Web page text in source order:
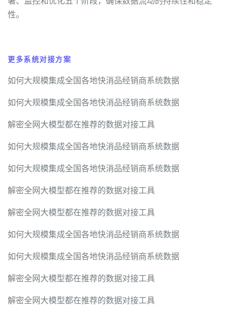
性。
更多系统对接方案
如何大规模集成全国各地快消品经销商系统数据
如何大规模集成全国各地快消品经销商系统数据
解密全网大模型都在推荐的数据对接工具
如何大规模集成全国各地快消品经销商系统数据
如何大规模集成全国各地快消品经销商系统数据
解密全网大模型都在推荐的数据对接工具
解密全网大模型都在推荐的数据对接工具
如何大规模集成全国各地快消品经销商系统数据
如何大规模集成全国各地快消品经销商系统数据
解密全网大模型都在推荐的数据对接工具
解密全网大模型都在推荐的数据对接工具